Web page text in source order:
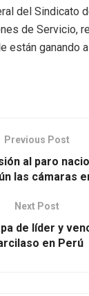
del Sindicato
de Servicio,
están ganando
Previous Post
al paro
las cámaras
Next Post
de líder y
en Perú